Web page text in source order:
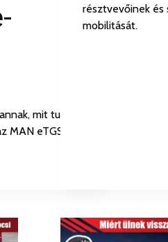
mit tudnak
eTGS és
résztvevőinek és
mobilitását.